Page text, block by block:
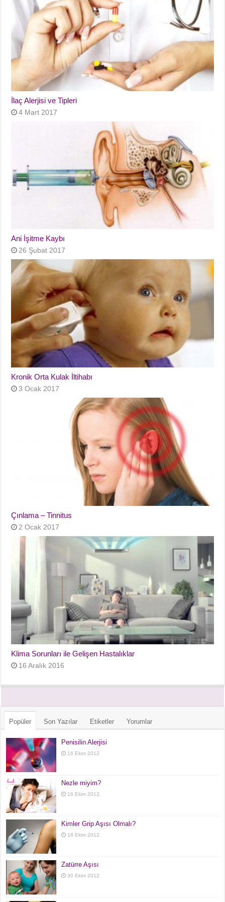
İlaç Alerjisi ve Tipleri
4 Mart 2017
Ani İşitme Kaybı
26 Şubat 2017
Kronik Orta Kulak İltihabı
3 Ocak 2017
Çınlama – Tinnitus
2 Ocak 2017
Klima Sorunları ile Gelişen Hastalıklar
16 Aralık 2016
Popüler Son Yazılar Etiketler Yorumlar
Penisilin Alerjisi
16 Ekim 2012
Nezle miyim?
16 Ekim 2012
Kimler Grip Aşısı Olmalı?
18 Ekim 2012
Zatürre Aşısı
30 Ekim 2012